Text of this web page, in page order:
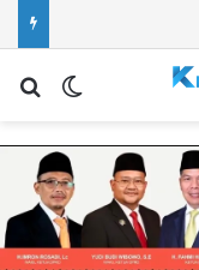
Cari berita...Switch skin